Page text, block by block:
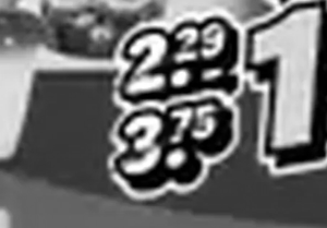
Boni Budget Food